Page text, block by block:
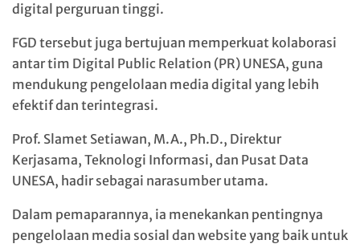
digital perguruan tinggi.
FGD tersebut juga bertujuan memperkuat kolaborasi
antar tim Digital Public Relation (PR) UNESA, guna
mendukung pengelolaan media digital yang lebih
efektif dan terintegrasi.
Prof. Slamet Setiawan, M.A., Ph.D., Direktur
Kerjasama, Teknologi Informasi, dan Pusat Data
UNESA, hadir sebagai narasumber utama.
Dalam pemaparannya, ia menekankan pentingnya
pengelolaan media sosial dan website yang baik untuk